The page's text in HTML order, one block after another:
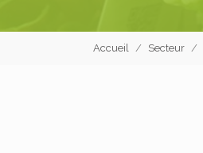
Accueil Secteur